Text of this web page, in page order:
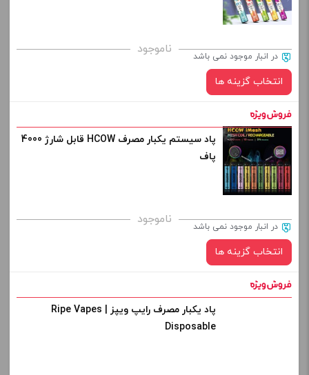
برای فعال شدن سبد خرید و نمایش قیمت ، گزینه های محصول را
از کادر بالا انتخاب کنید.
+
افزودن به سبد خرید
ناموجود در انبار موجود نمی باشد
انتخاب گزینه ها
طعم:
برای فعال شدن سبد خرید و نمایش قیمت ، گزینه های محصول را
از کادر بالا انتخاب کنید.
+
افزودن به سبد خرید
پاد سیستم یکبار مصرف HCOW قابل شارژ 4000
پاف
ناموجود در انبار موجود نمی باشد
انتخاب گزینه ها
طعم:
پاد یکبار مصرف رایپ ویپز | Ripe Vapes
Disposable